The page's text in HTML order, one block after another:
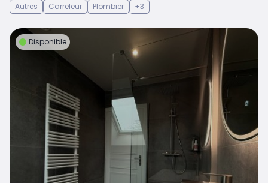
Autres
Carreleur Plombier +3
Disponible